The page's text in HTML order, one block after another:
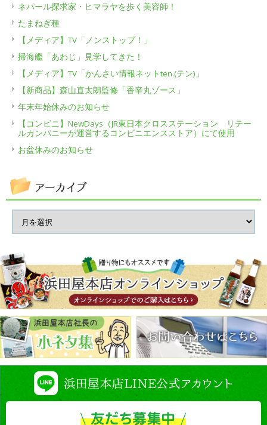
ネパール探求家・ヒマラヤを歩く美容師！
たまねぎ種
【メディア】TV「ノンストップ！」
掃海艦「あわじ」見学してきた！
【メディア】TV「かんさい情報ネットten.(テン)」
【新商品】森山直太朗監修「香辛丸ゾース」
年末年始休みのお知らせ
【コンビニ】NewDays（JR東日本クロスステーション リテー
ルカンパニーが運営するコンビニエンスストア）にて使用
お盆休みのお知らせ